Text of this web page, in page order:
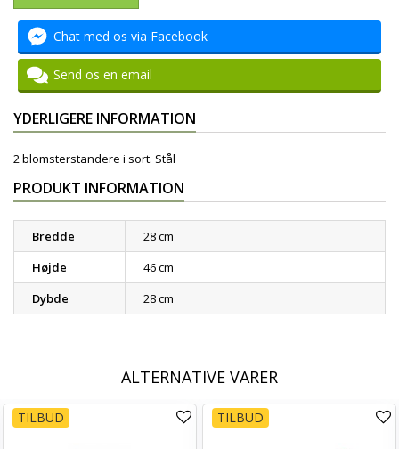
Chat med os via Facebook
Send os en email
YDERLIGERE INFORMATION
2 blomsterstandere i sort. Stål
PRODUKT INFORMATION
Bredde
28 cm
Højde
46 cm
Dybde
28 cm
ALTERNATIVE VARER
TILBUD TILBUD